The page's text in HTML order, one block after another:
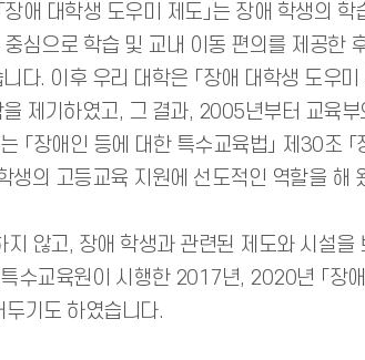
애 대학생 도우미 제도」는 장애 학생의
심으로 학습 및 교내 이동 편의를 제공한
다. 이후 우리 대학은 「장애 대학생 도우
제기하였고, 그 결과, 2005년부터 교육부
「장애인 등에 대한 특수교육법」 제30조
생의 고등교육 지원에 선도적인 역할을 해
않고, 장애 학생과 관련된 제도와 시설
수교육원이 시행한 2017년, 2020년 「장
두기도 하였습니다.